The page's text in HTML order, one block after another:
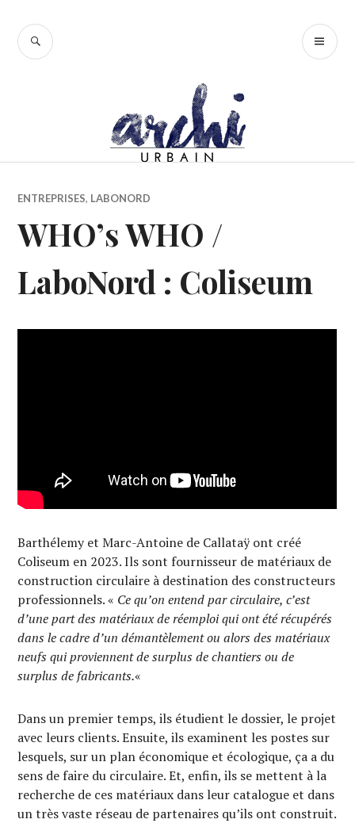
contenu
RECHERCHE
ENTREPRISES, LABONORD
WHO’s WHO /
LaboNord : Coliseum
Barthélemy et Marc-Antoine de Callataÿ ont créé
Coliseum en 2023. Ils sont fournisseur de matériaux de
construction circulaire à destination des constructeurs
professionnels. « Ce qu’on entend par circulaire, c’est
d’une part des matériaux de réemploi qui ont été récupérés
dans le cadre d’un démantèlement ou alors des matériaux
neufs qui proviennent de surplus de chantiers ou de
surplus de fabricants.«
Dans un premier temps, ils étudient le dossier, le projet
avec leurs clients. Ensuite, ils examinent les postes sur
lesquels, sur un plan économique et écologique, ça a du
sens de faire du circulaire. Et, enfin, ils se mettent à la
recherche de ces matériaux dans leur catalogue et dans
un très vaste réseau de partenaires qu’ils ont construit.